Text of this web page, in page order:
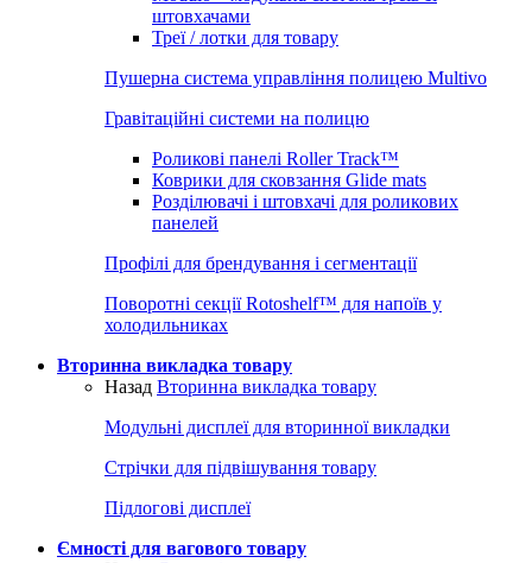
штовхачами
Треї / лотки для товару
Пушерна система управління полицею Multivo
Гравітаційні системи на полицю
Роликові панелі Roller Track™
Коврики для сковзання Glide mats
Розділювачі і штовхачі для роликових
панелей
Профілі для брендування і сегментації
Поворотні секції Rotoshelf™ для напоїв у
холодильниках
Вторинна викладка товару
Назад Вторинна викладка товару
Модульні дисплеї для вторинної викладки
Стрічки для підвішування товару
Підлогові дисплеї
Ємності для вагового товару